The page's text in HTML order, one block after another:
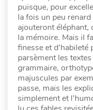
puisque, pour
la fois un peu
ajouteront éléphant,
la mémoire. Mais il
finesse et
parsèment les
grammaire,
majuscules par
passe, mais les
simplement et